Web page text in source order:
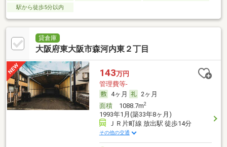
駅から徒歩5分以内
貸倉庫
大阪府東大阪市森河内東２丁目
143万円
管理費等-
4ヶ月
2ヶ月
面積1088.7m2
1993年1月(築33年8ヶ月)
ＪＲ片町線 放出駅 徒歩14分
その他の交通